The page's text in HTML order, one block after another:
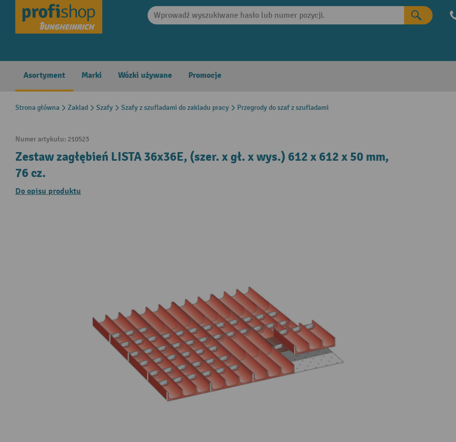
Skip to main navigation
Asortyment Marki Wózki używane Promocje
Strona główna Zaklad Szafy Szafy z szufladami do zakladu pracy Przegrody do szaf z szufladami
Numer artykułu: 210523
Zestaw zagłębień LISTA 36x36E, (szer. x gł. x wys.) 612 x 612 x 50 mm,
76 cz.
Do opisu produktu